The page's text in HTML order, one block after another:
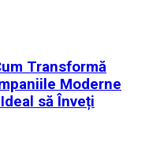
Transformă
Moderne
să Înveți